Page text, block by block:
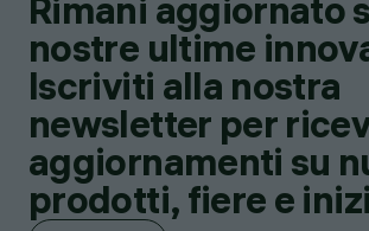
Rimani aggiornato
nostre ultime
Iscriviti alla nostra
newsletter per
aggiornamenti su
prodotti, fiere e